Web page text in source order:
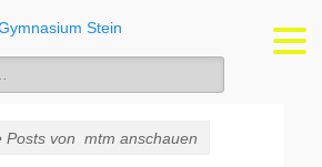
Gymnasium Stein
und naturwissenschaftlich-technologisches
Gymnasium
Posts von mtm anschauen